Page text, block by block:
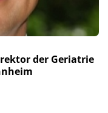
der Geriatrie